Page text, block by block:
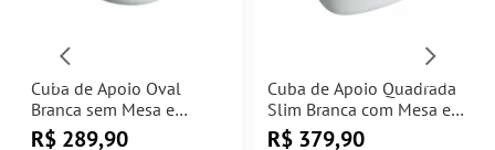
Cuba de Apoio Oval
Branca sem Mesa e
Válvula Click
R$ 289,90
Cuba de Apoio Quadrada
Slim Branca com Mesa e
Válvula Click
R$ 379,90